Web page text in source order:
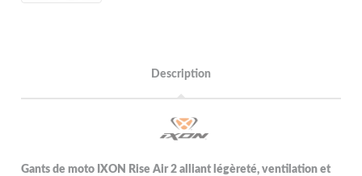
Description
Gants de moto IXON Rise Air 2 alliant légèreté, ventilation et